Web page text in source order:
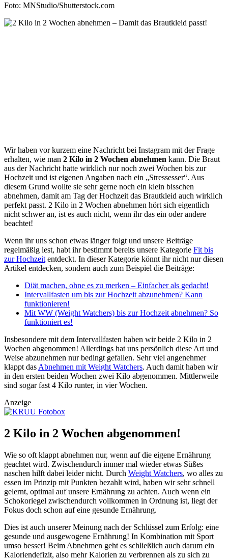
Foto: MNStudio/Shutterstock.com
Wir haben vor kurzem eine Nachricht bei Instagram mit der Frage
erhalten, wie man 2 Kilo in 2 Wochen abnehmen kann. Die Braut
aus der Nachricht hatte wirklich nur noch zwei Wochen bis zur
Hochzeit und ist eigenen Angaben nach ein „Stressesser“. Aus
diesem Grund wollte sie sehr gerne noch ein klein bisschen
abnehmen, damit am Tag der Hochzeit das Brautkleid auch wirklich
perfekt passt. 2 Kilo in 2 Wochen abnehmen hört sich eigentlich
nicht schwer an, ist es auch nicht, wenn ihr das ein oder andere
beachtet!
Wenn ihr uns schon etwas länger folgt und unsere Beiträge
regelmäßig lest, habt ihr bestimmt bereits unsere Kategorie Fit bis
zur Hochzeit entdeckt. In dieser Kategorie könnt ihr nicht nur diesen
Artikel entdecken, sondern auch zum Beispiel die Beiträge:
Diät machen, ohne es zu merken – Einfacher als gedacht!
Intervallfasten um bis zur Hochzeit abzunehmen? Kann
funktionieren!
Mit WW (Weight Watchers) bis zur Hochzeit abnehmen? So
funktioniert es!
Insbesondere mit dem Intervallfasten haben wir beide 2 Kilo in 2
Wochen abgenommen! Allerdings hat uns persönlich diese Art und
Weise abzunehmen nur bedingt gefallen. Sehr viel angenehmer
klappt das Abnehmen mit Weight Watchers. Auch damit haben wir
in den ersten beiden Wochen zwei Kilo abgenommen. Mittlerweile
sind sogar fast 4 Kilo runter, in vier Wochen.
Anzeige
2 Kilo in 2 Wochen abgenommen!
Wie so oft klappt abnehmen nur, wenn auf die eigene Ernährung
geachtet wird. Zwischendurch immer mal wieder etwas Süßes
naschen hilft dabei leider nicht. Durch Weight Watchers, wo alles zu
essen im Prinzip mit Punkten bezahlt wird, haben wir sehr schnell
gelernt, optimal auf unsere Ernährung zu achten. Auch wenn ein
Schokoriegel zwischendurch vollkommen in Ordnung ist, liegt der
Fokus doch schon auf eine gesunde Ernährung.
Dies ist auch unserer Meinung nach der Schlüssel zum Erfolg: eine
gesunde und ausgewogene Ernährung! In Kombination mit Sport
umso besser! Beim Abnehmen geht es schließlich auch darum ein
Kaloriendefizit, also mehr Kalorien zu verbrennen als zu sich zu